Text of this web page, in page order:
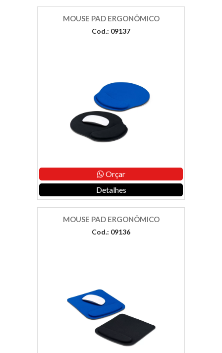
MOUSE PAD ERGONÔMICO
Cod.: 09137
Orçar
Detalhes
MOUSE PAD ERGONÔMICO
Cod.: 09136